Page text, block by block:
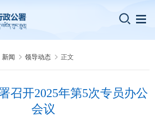
新闻 领导动态 正文
召开2025年第5次专员办公
会议